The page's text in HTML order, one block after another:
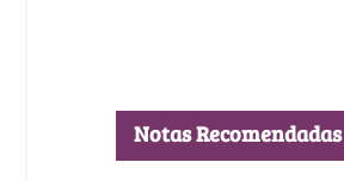
Notas Recomendadas